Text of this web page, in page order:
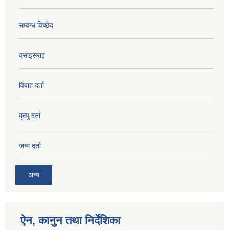
सम्वन्ध विच्छेद
वसाइसराइ
विवाह दर्ता
मृत्यु दर्ता
जन्म दर्ता
अन्य
ऐन, कानुन तथा निर्देशिका